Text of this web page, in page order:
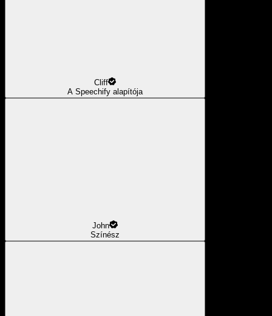
Cliff
A Speechify alapítója
John
Színész